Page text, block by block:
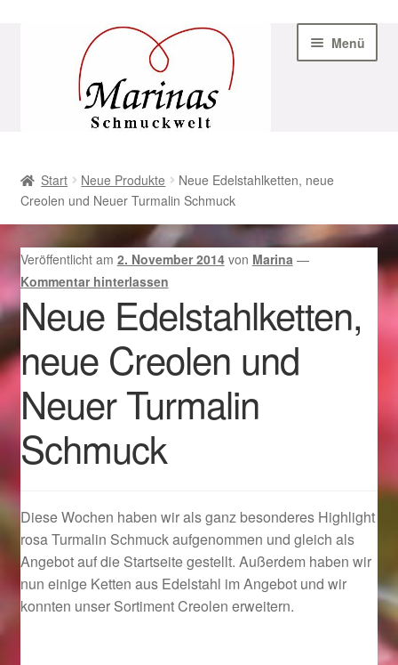
Navigation
Menü
AGB
Beispiel-Seite
Datenschutz
Geschenke zu Ostern 2023
Geschenke zu Ostern 2024
Geschenkideen für Weihnachten 2022
Geschenkideen für Weihnachten 2024
Geschenkideen für Weihnachten 2025
Start Neue Produkte
Neue Edelstahlketten, neue
Creolen und Neuer Turmalin Schmuck
Veröffentlicht am 2. November 2014 von Marina —
Kommentar hinterlassen
Neue Edelstahlketten,
neue Creolen und
Neuer Turmalin
Schmuck
Diese Wochen haben wir als ganz besonderes Highlight
rosa Turmalin Schmuck aufgenommen und gleich als
Angebot auf die Startseite gestellt. Außerdem haben wir
nun einige Ketten aus Edelstahl im Angebot und wir
konnten unser Sortiment Creolen erweitern.